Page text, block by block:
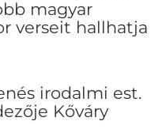
magyar
verseit hallhatja
irodalmi est.
Kőváry